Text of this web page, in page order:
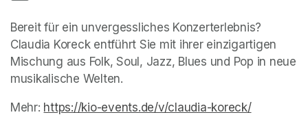
Bereit für ein unvergessliches Konzerterlebnis?
Claudia Koreck entführt Sie mit ihrer einzigartigen
Mischung aus Folk, Soul, Jazz, Blues und Pop in neue
musikalische Welten.
Mehr: https://kio-events.de/v/claudia-koreck/(opens in
(opens in
(opens in
(opens in
(opens in